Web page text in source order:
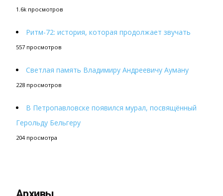
1.6k просмотров
Ритм-72: история, которая продолжает звучать
557 просмотров
Светлая память Владимиру Андреевичу Ауману
228 просмотров
В Петропавловске появился мурал, посвящённый
Герольду Бельгеру
204 просмотра